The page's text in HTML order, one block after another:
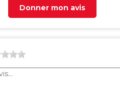
Donner mon avis